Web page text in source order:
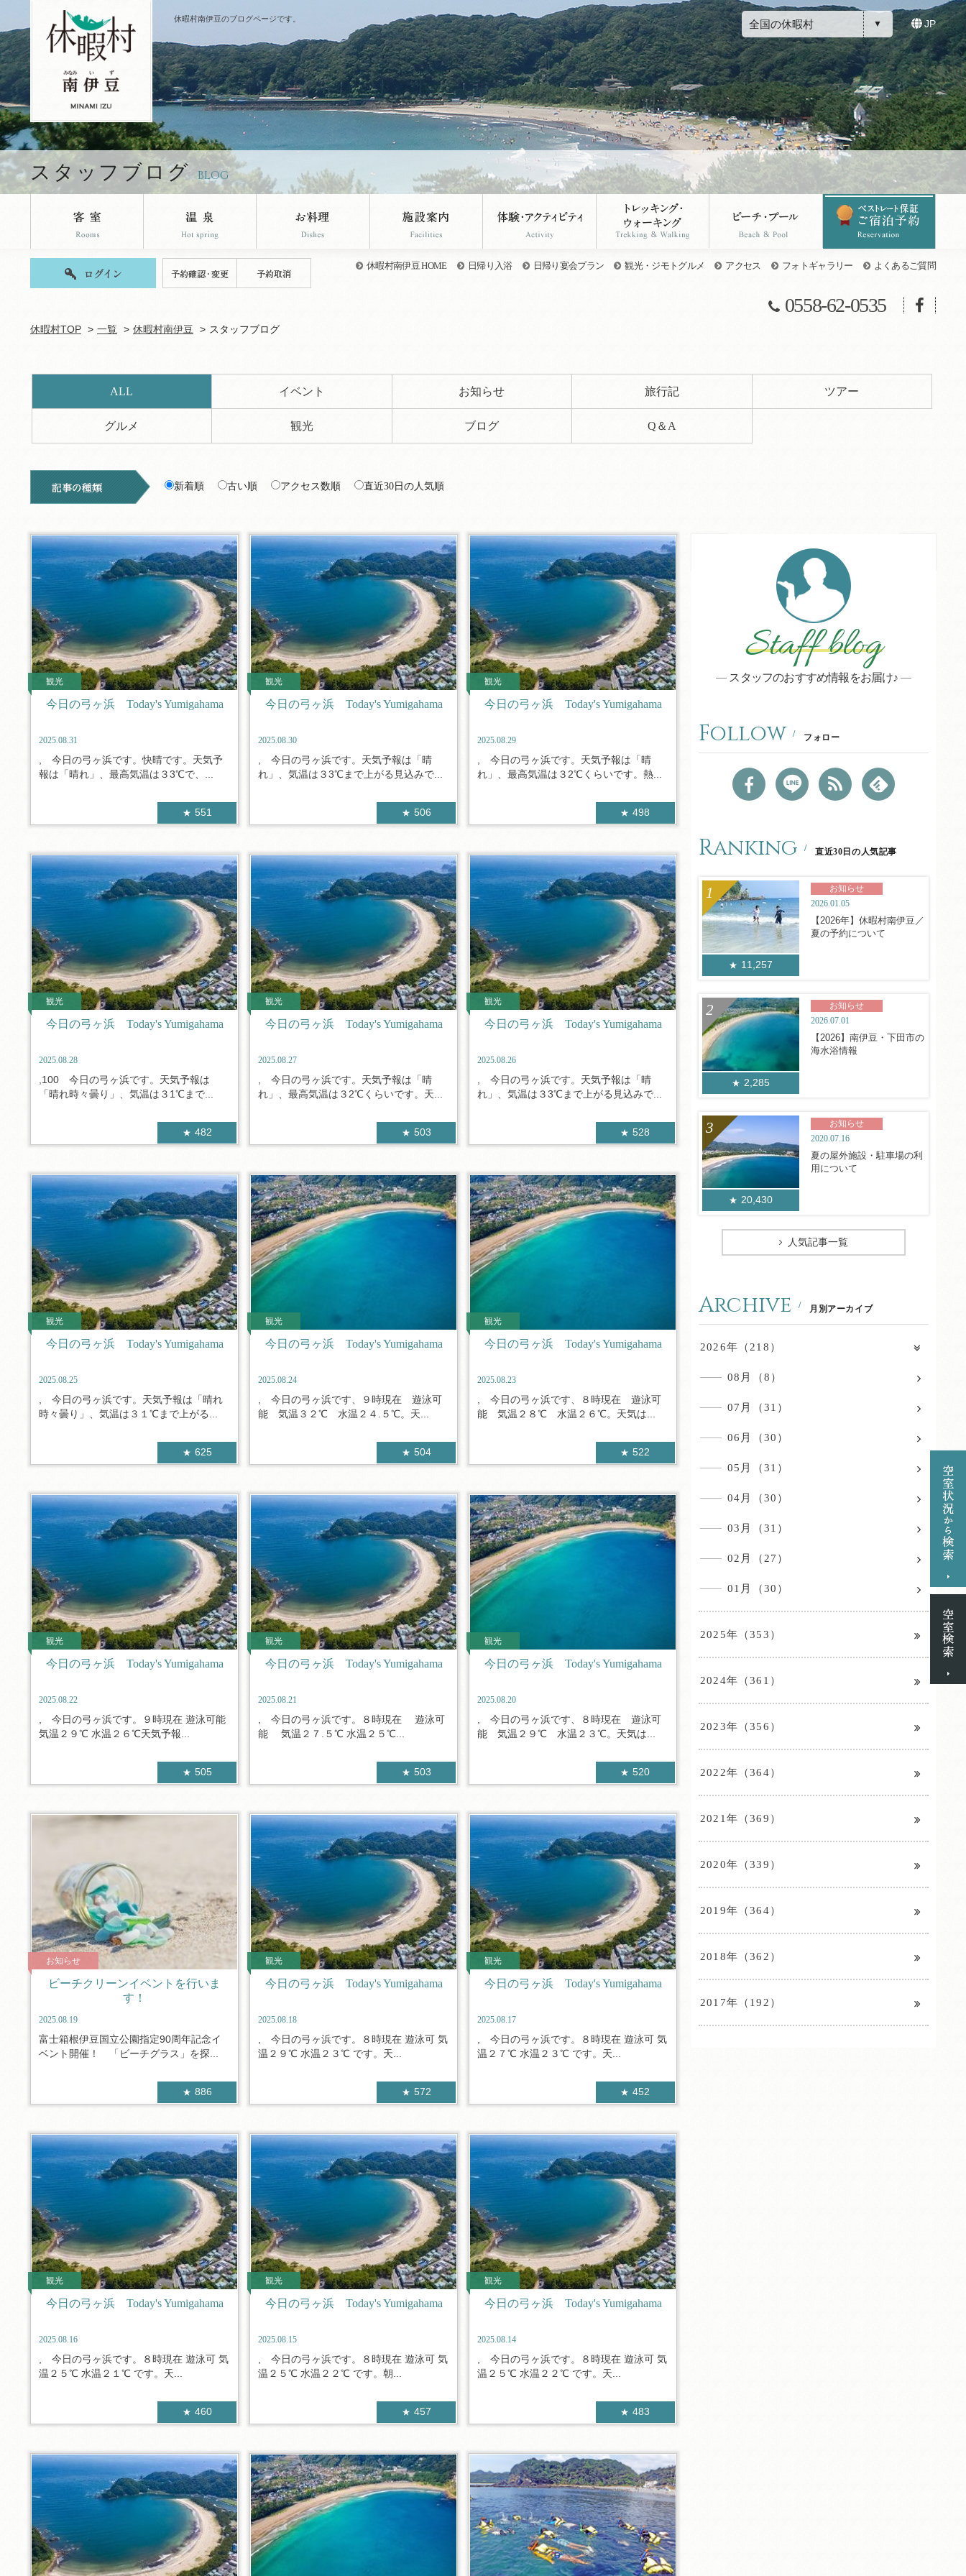
休暇村南伊豆のブログページです。 全国の休暇村 JP
スタッフブログ BLOG
休暇村南伊豆 HOME 日帰り入浴 日帰り宴会プラン 観光・ジモトグルメ アクセス フォトギャラリー よくあるご質問
0558-62-0535
休暇村TOP 一覧 休暇村南伊豆 スタッフブログ
ALL イベント お知らせ 旅行記 ツアー
グルメ 観光 ブログ Q＆A
新着順 古い順 アクセス数順 直近30日の人気順
観光
今日の弓ヶ浜 Today's Yumigahama
2025.08.31
, 今日の弓ヶ浜です。快晴です。天気予
報は「晴れ」、最高気温は３3℃で、...
551
観光
今日の弓ヶ浜 Today's Yumigahama
2025.08.30
, 今日の弓ヶ浜です。天気予報は「晴
れ」、気温は３3℃まで上がる見込みで...
506
観光
今日の弓ヶ浜 Today's Yumigahama
2025.08.29
, 今日の弓ヶ浜です。天気予報は「晴
れ」、最高気温は３2℃くらいです。熱...
498
観光
今日の弓ヶ浜 Today's Yumigahama
2025.08.28
,100 今日の弓ヶ浜です。天気予報は
「晴れ時々曇り」、気温は３1℃まで...
482
観光
今日の弓ヶ浜 Today's Yumigahama
2025.08.27
, 今日の弓ヶ浜です。天気予報は「晴
れ」、最高気温は３2℃くらいです。天...
503
観光
今日の弓ヶ浜 Today's Yumigahama
2025.08.26
, 今日の弓ヶ浜です。天気予報は「晴
れ」、気温は３3℃まで上がる見込みで...
528
観光
今日の弓ヶ浜 Today's Yumigahama
2025.08.25
, 今日の弓ヶ浜です。天気予報は「晴れ
時々曇り」、気温は３１℃まで上がる...
625
観光
今日の弓ヶ浜 Today's Yumigahama
2025.08.24
, 今日の弓ヶ浜です、９時現在 遊泳可
能 気温３２℃ 水温２４.５℃。天...
504
観光
今日の弓ヶ浜 Today's Yumigahama
2025.08.23
, 今日の弓ヶ浜です、８時現在 遊泳可
能 気温２８℃ 水温２６℃。天気は...
522
観光
今日の弓ヶ浜 Today's Yumigahama
2025.08.22
, 今日の弓ヶ浜です。９時現在 遊泳可能
気温２９℃ 水温２６℃天気予報...
505
観光
今日の弓ヶ浜 Today's Yumigahama
2025.08.21
, 今日の弓ヶ浜です。８時現在 遊泳可
能 気温２７.５℃ 水温２５℃...
503
観光
今日の弓ヶ浜 Today's Yumigahama
2025.08.20
, 今日の弓ヶ浜です、８時現在 遊泳可
能 気温２９℃ 水温２３℃。天気は...
520
お知らせ
ビーチクリーンイベントを行いま
す！
2025.08.19
富士箱根伊豆国立公園指定90周年記念イ
ベント開催！ 「ビーチグラス」を探...
886
観光
今日の弓ヶ浜 Today's Yumigahama
2025.08.18
, 今日の弓ヶ浜です。８時現在 遊泳可 気
温２９℃ 水温２３℃ です。天...
572
観光
今日の弓ヶ浜 Today's Yumigahama
2025.08.17
, 今日の弓ヶ浜です。８時現在 遊泳可 気
温２７℃ 水温２３℃ です。天...
452
観光
今日の弓ヶ浜 Today's Yumigahama
2025.08.16
, 今日の弓ヶ浜です。８時現在 遊泳可 気
温２５℃ 水温２１℃ です。天...
460
観光
今日の弓ヶ浜 Today's Yumigahama
2025.08.15
, 今日の弓ヶ浜です。８時現在 遊泳可 気
温２５℃ 水温２２℃ です。朝...
457
観光
今日の弓ヶ浜 Today's Yumigahama
2025.08.14
, 今日の弓ヶ浜です。８時現在 遊泳可 気
温２５℃ 水温２２℃ です。天...
483
Staff blog
スタッフのおすすめ情報をお届け♪
Follow フォロー
Ranking 直近30日の人気記事
11,257
お知らせ
2026.01.05
【2026年】休暇村南伊豆／
夏の予約について
2,285
お知らせ
2026.07.01
【2026】南伊豆・下田市の
海水浴情報
20,430
お知らせ
2020.07.16
夏の屋外施設・駐車場の利
用について
人気記事一覧
Archive 月別アーカイブ
2026年（218）
08月（8）
07月（31）
06月（30）
05月（31）
04月（30）
03月（31）
02月（27）
01月（30）
2025年（353）
2024年（361）
2023年（356）
2022年（364）
2021年（369）
2020年（339）
2019年（364）
2018年（362）
2017年（192）